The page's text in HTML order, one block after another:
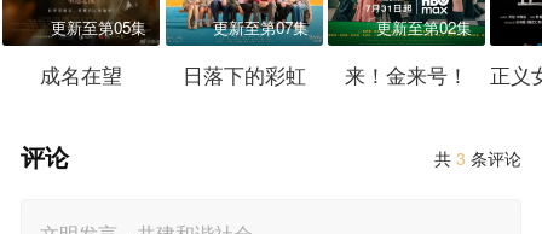
更新至第05集
成名在望
更新至第07集
日落下的彩虹
更新至第02集
来！金来号！
共3 条评论
评论